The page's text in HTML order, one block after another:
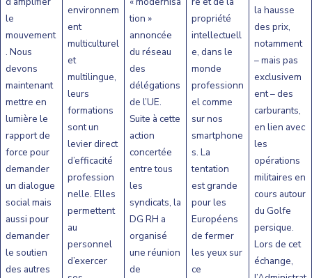
le
mouvement
. Nous
devons
maintenant
mettre en
lumière le
rapport de
force pour
demander
un dialogue
social mais
aussi pour
demander
le soutien
des autres
environnem
ent
multiculturel
et
multilingue,
leurs
formations
sont un
levier direct
d’efficacité
profession
nelle. Elles
permettent
au
personnel
d’exercer
tion »
annoncée
du réseau
des
délégations
de l’UE.
Suite à cette
action
concertée
entre tous
les
syndicats, la
DG RH a
organisé
une réunion
de
propriété
intellectuell
e, dans le
monde
professionn
el comme
sur nos
smartphone
s. La
tentation
est grande
pour les
Européens
de fermer
les yeux sur
ce
la hausse
des prix,
notamment
– mais pas
exclusivem
ent – des
carburants,
en lien avec
les
opérations
militaires en
cours autour
du Golfe
persique.
Lors de cet
échange,